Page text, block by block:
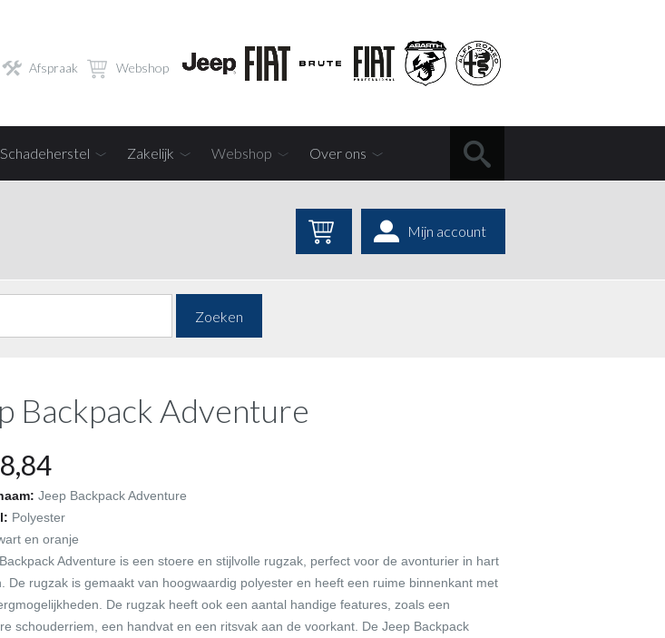
Afspraak Webshop
Schadeherstel Zakelijk Webshop Over ons
Mijn account
Zoeken
Backpack Adventure
Jeep Backpack Adventure
Polyester
en oranje
Adventure is een stoere en stijlvolle rugzak, perfect voor de avonturier in hart
De rugzak is gemaakt van hoogwaardig polyester en heeft een ruime binnenkant met
De rugzak heeft ook een aantal handige features, zoals een
schouderriem, een handvat en een ritsvak aan de voorkant. De Jeep Backpack